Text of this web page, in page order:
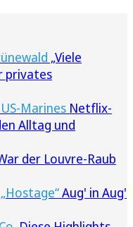
„Viele
privates
Marines Netflix-
Alltag und
der Louvre-Raub
Aug' in Aug'